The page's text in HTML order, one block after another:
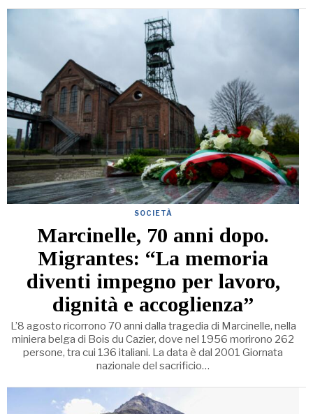
SOCIETÀ
Marcinelle, 70 anni dopo.
Migrantes: “La memoria
diventi impegno per lavoro,
dignità e accoglienza”
L’8 agosto ricorrono 70 anni dalla tragedia di Marcinelle, nella
miniera belga di Bois du Cazier, dove nel 1956 morirono 262
persone, tra cui 136 italiani. La data è dal 2001 Giornata
nazionale del sacrificio…